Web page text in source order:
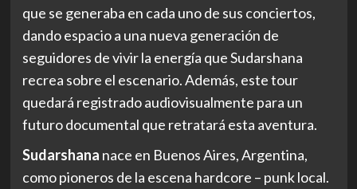
que se generaba en cada uno de sus conciertos,
dando espacio a una nueva generación de
seguidores de vivir la energía que Sudarshana
recrea sobre el escenario. Además, este tour
quedará registrado audiovisualmente para un
futuro documental que retratará esta aventura.
Sudarshana nace en Buenos Aires, Argentina,
como pioneros de la escena hardcore – punk local.